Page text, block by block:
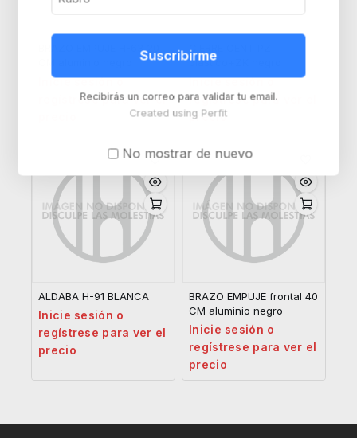
BRAZO EMPUJE H-63 20
Inicie sesión o
regístrese para ver el
CIERRE CENT PZ
plastico+ZK negro
Inicie sesión o
regístrese para ver el
precio
ALDABA H-91 BLANCA
Inicie sesión o
regístrese para ver el
precio
BRAZO EMPUJE frontal 40
CM aluminio negro
Inicie sesión o
regístrese para ver el
precio
Suscribirme
Recibirás un correo para validar tu email.
Created using Perfit
No mostrar de nuevo